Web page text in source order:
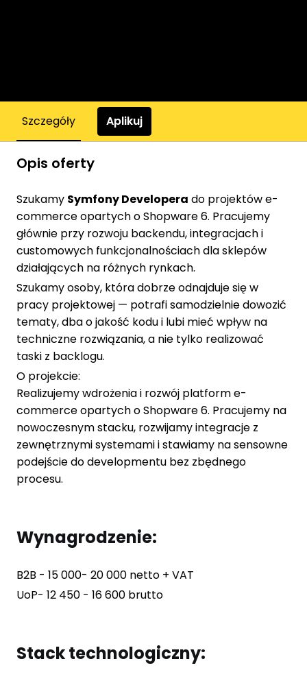
Szczegóły Aplikuj
Opis oferty
Szukamy Symfony Developera do projektów e-
commerce opartych o Shopware 6. Pracujemy
głównie przy rozwoju backendu, integracjach i
customowych funkcjonalnościach dla sklepów
działających na różnych rynkach.
Szukamy osoby, która dobrze odnajduje się w
pracy projektowej — potrafi samodzielnie dowozić
tematy, dba o jakość kodu i lubi mieć wpływ na
techniczne rozwiązania, a nie tylko realizować
taski z backlogu.
O projekcie:
Realizujemy wdrożenia i rozwój platform e-
commerce opartych o Shopware 6. Pracujemy na
nowoczesnym stacku, rozwijamy integracje z
zewnętrznymi systemami i stawiamy na sensowne
podejście do developmentu bez zbędnego
procesu.
Wynagrodzenie:
B2B - 15 000- 20 000 netto + VAT
UoP- 12 450 - 16 600 brutto
Stack technologiczny: